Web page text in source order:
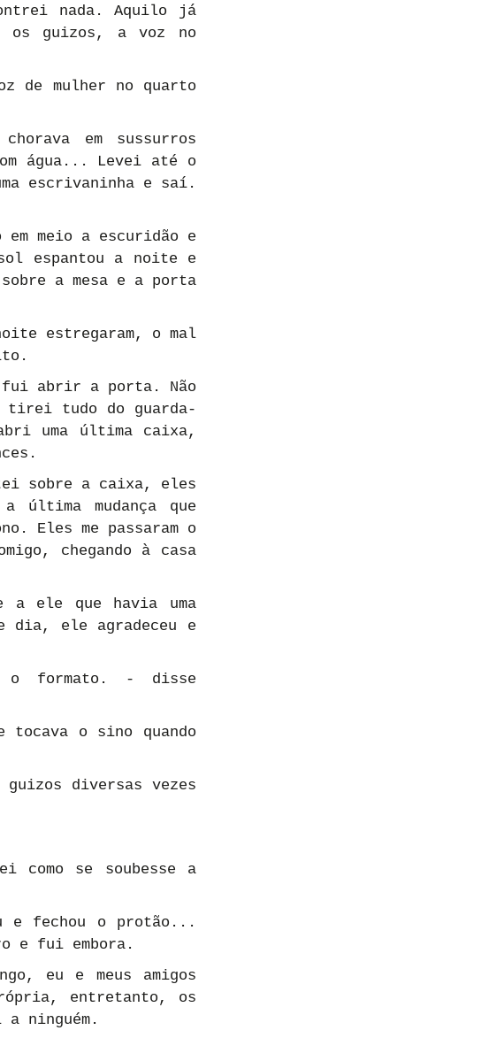
nada. Aquilo já
os guizos, a voz no
de mulher no quarto
em sussurros
água... Levei até o
escrivaninha e saí.
meio a escuridão e
espantou a noite e
a mesa e a porta
estregaram, o mal
abrir a porta. Não
tirei tudo do guarda-
uma última caixa,
sobre a caixa, eles
última mudança que
Eles me passaram o
chegando à casa
a ele que havia uma
dia, ele agradeceu e
o formato. - disse
tocava o sino quando
guizos diversas vezes
como se soubesse a
e fechou o protão...
e fui embora.
eu e meus amigos
entretanto, os
ninguém.